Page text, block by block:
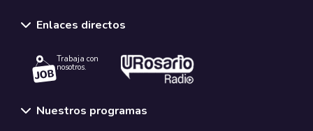
Enlaces directos
Trabaja con
nosotros.
Nuestros programas